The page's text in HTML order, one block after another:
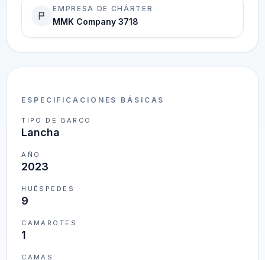
ESPECIFICACIONES BÁSICAS
TIPO DE BARCO
Lancha
AÑO
2023
HUÉSPEDES
9
CAMAROTES
1
CAMAS
EMPRESA DE CHÁRTER
MMK Company 3718